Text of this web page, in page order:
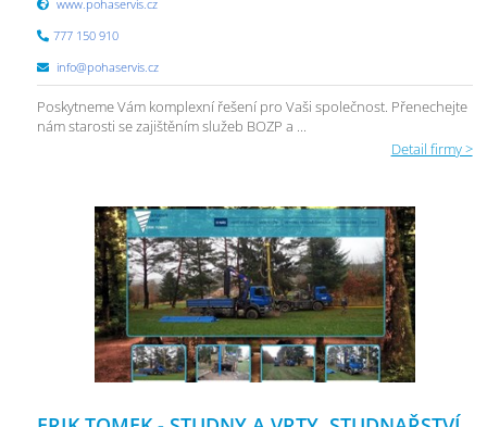
www.pohaservis.cz
777 150 910
info@pohaservis.cz
Poskytneme Vám komplexní řešení pro Vaši společnost. Přenechejte
nám starosti se zajištěním služeb BOZP a ...
Detail firmy >